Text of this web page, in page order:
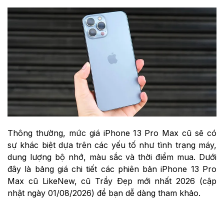
Thông thường, mức giá iPhone 13 Pro Max cũ sẽ có
sự khác biệt dựa trên các yếu tố như tình trạng máy,
dung lượng bộ nhớ, màu sắc và thời điểm mua. Dưới
đây là bảng giá chi tiết các phiên bản iPhone 13 Pro
Max cũ LikeNew, cũ Trầy Đẹp mới nhất 2026 (cập
nhật ngày 01/08/2026) để bạn dễ dàng tham khảo.